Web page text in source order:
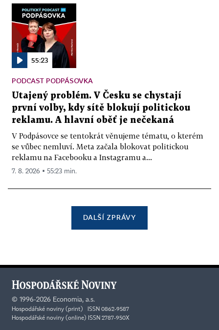
55:23
PODCAST PODPÁSOVKA
Utajený problém. V Česku se chystají
první volby, kdy sítě blokují politickou
reklamu. A hlavní oběť je nečekaná
V Podpásovce se tentokrát věnujeme tématu, o kterém
se vůbec nemluví. Meta začala blokovat politickou
reklamu na Facebooku a Instagramu a...
7. 8. 2026 ▪ 55:23 min.
DALŠÍ ZPRÁVY
© 1996-2026 Economia, a.s.
Hospodářské noviny (print) ISSN 0862-9587
Hospodářské noviny (online) ISSN 2787-950X